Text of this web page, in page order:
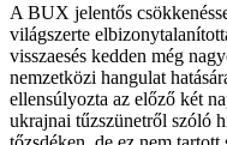
A BUX jelentős
világszerte
visszaesés kedden még
nemzetközi hangulat
ellensúlyozta az előző két
ukrajnai tűzszünetről szóló